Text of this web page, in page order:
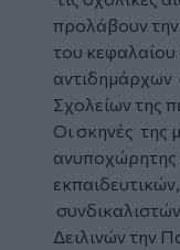
προλάβουν
του
Σχολείων της
Οι σκηνές της
ανυποχώρητης
Δειλινών την